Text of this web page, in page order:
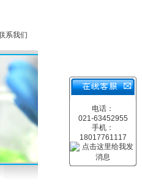
系我们
电话：
021-63452955
手机：
18017761117